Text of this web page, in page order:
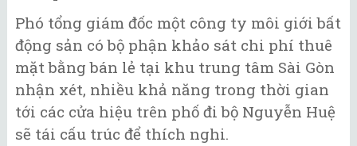
Phó tổng giám đốc một công ty môi giới bất
động sản có bộ phận khảo sát chi phí thuê
mặt bằng bán lẻ tại khu trung tâm Sài Gòn
nhận xét, nhiều khả năng trong thời gian
tới các cửa hiệu trên phố đi bộ Nguyễn Huệ
sẽ tái cấu trúc để thích nghi.